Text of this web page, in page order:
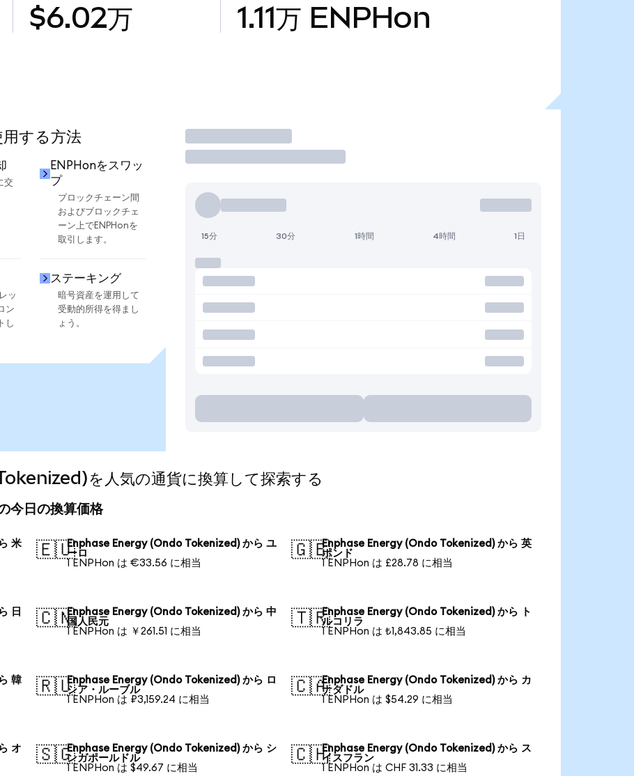
$6.02万 1.11万 ENPHon
する方法
交
ENPHonをスワッ
プ
ブロックチェーン間
およびブロックチェ
ーン上でENPHonを
取引します。
ッ
ン
し
ステーキング
暗号資産を運用して
受動的所得を得まし
ょう。
取引
15分 30分 1時間 4時間 1日
を人気の通貨に換算して探索する
今日の換算価格
米
🇪🇺Enphase Energy (Ondo Tokenized) から ユ
ーロ
1 ENPHon は €33.56 に相当
🇬🇧Enphase Energy (Ondo Tokenized) から 英
ポンド
1 ENPHon は £28.78 に相当
日
🇨🇳Enphase Energy (Ondo Tokenized) から 中
国人民元
1 ENPHon は ￥261.51 に相当
🇹🇷Enphase Energy (Ondo Tokenized) から ト
ルコリラ
1 ENPHon は ₺1,843.85 に相当
韓
🇷🇺Enphase Energy (Ondo Tokenized) から ロ
シア・ルーブル
1 ENPHon は ₽3,159.24 に相当
🇨🇦Enphase Energy (Ondo Tokenized) から カ
ナダドル
1 ENPHon は $54.29 に相当
オ
🇸🇬Enphase Energy (Ondo Tokenized) から シ
ンガポールドル
1 ENPHon は $49.67 に相当
🇨🇭Enphase Energy (Ondo Tokenized) から ス
イスフラン
1 ENPHon は CHF 31.33 に相当